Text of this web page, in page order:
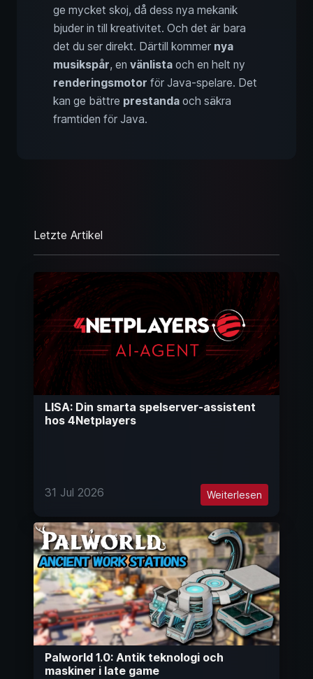
ge mycket skoj, då dess nya mekanik
bjuder in till kreativitet. Och det är bara
det du ser direkt. Därtill kommer nya
musikspår, en vänlista och en helt ny
renderingsmotor för Java-spelare. Det
kan ge bättre prestanda och säkra
framtiden för Java.
Letzte Artikel
LISA: Din smarta spelserver-assistent
hos 4Netplayers
31 Jul 2026 Weiterlesen
Palworld 1.0: Antik teknologi och
maskiner i late game